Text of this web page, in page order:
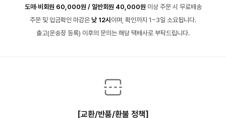
도매·비회원 60,000원 / 일반회원 40,000원 이상 주문 시 무료배송
주문 및 입금확인 마감은 낮 12시 이며, 확인까지 1~3일 소요됩니다.
출고(운송장 등록) 이후의 문의는 해당 택배사로 부탁드립니다.
[교환/반품/환불 정책]